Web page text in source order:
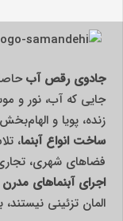
جادوی رقص آب
جایی که آب، نور و
زنده، پویا و
ساخت انواع آبنما،
فضاهای شهری،
اجرای آبنماهای
المان تزئینی